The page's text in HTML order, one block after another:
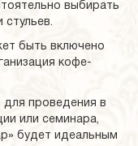
выбирать
быть включено
кофе-
для проведения в
или семинара,
будет идеальным